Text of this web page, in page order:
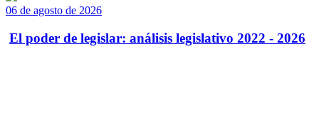
06 de agosto de 2026
El poder de legislar: análisis legislativo 2022 - 2026